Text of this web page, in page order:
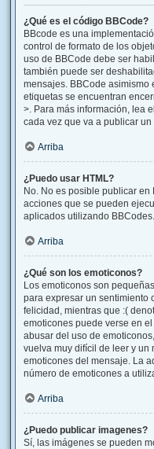
¿Qué es el código BBCode?
BBcode es una
control de formato de los
uso de BBCode debe ser
también puede ser
mensajes. BBCode asimismo
etiquetas se encuentran
>. Para más información, lea
cada vez que va a publicar un
Arriba
¿Puedo usar HTML?
No. No es posible publicar en
acciones que se pueden
aplicados utilizando BBCodes.
Arriba
¿Qué son los emoticonos?
Los emoticonos son
para expresar un sentimiento
felicidad, mientras que :(
emoticones puede verse en
abusar del uso de
vuelva muy difícil de leer y un
emoticones del mensaje. La
número de emoticones a
Arriba
¿Puedo publicar imagenes?
Sí, las imágenes se pueden